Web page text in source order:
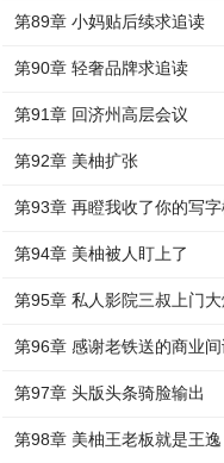
第89章 小妈贴后续求追读
第90章 轻奢品牌求追读
第91章 回济州高层会议
第92章 美柚扩张
第93章 再瞪我收了你的写字
第94章 美柚被人盯上了
第95章 私人影院三叔上门
第96章 感谢老铁送的商业间
第97章 头版头条骑脸输出
第98章 美柚王老板就是王逸